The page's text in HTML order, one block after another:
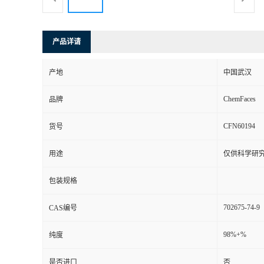
产品详请
产地 中国武汉
品牌 ChemFaces
货号 CFN60194
用途 仅供科学研
包装规格
CAS编号 702675-74-9
纯度 98%+%
是否进口 否